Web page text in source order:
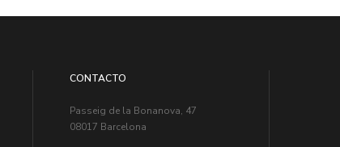
CONTACTO
Passeig de la Bonanova, 47
08017 Barcelona